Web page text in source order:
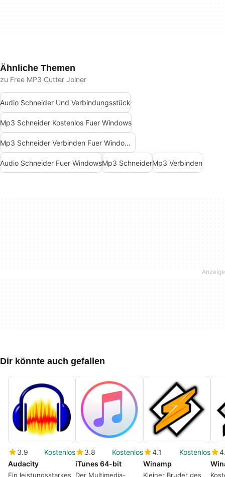
Ähnliche Themen
zu Free MP3 Cutter Joiner
Audio Schneider Und Verbindungsstück
Mp3 Schneider Kostenlos Fuer Windows
Mp3 Schneider Verbinden Fuer Windows 7
Audio Schneider Fuer WindowsMp3 SchneiderMp3 Verbinden
Dir könnte auch gefallen
3.9
Kostenlos
Audacity
Ein leistungsstarkes
3.8
Kostenlos
iTunes 64-bit
Der Multimedia-
4.1
Kostenlos
Winamp
Kleiner Bruder des